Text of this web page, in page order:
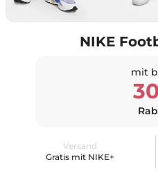
NIKE
mit
Versand
Gratis mit NIKE+